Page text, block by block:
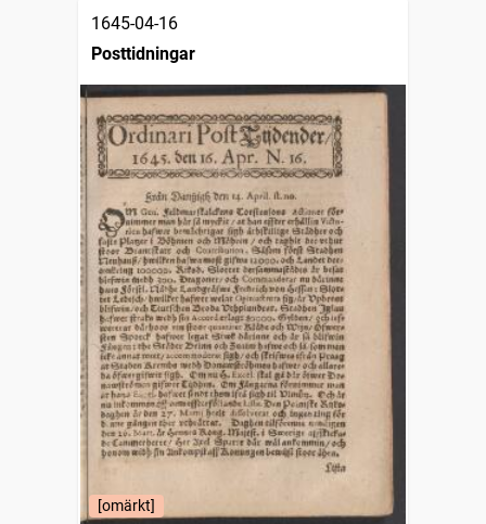
1645-04-16
Posttidningar
[omärkt]